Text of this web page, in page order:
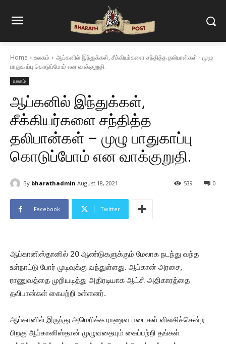
Home உலகம்
ஆப்கனில் இந்துக்கள், சீக்கியர்களை சந்தித்த தலிபான்கள் - முழு
பாதுகாப்பு கொடுப்போம் என வாக்குறுதி.
உலகம்
ஆப்கனில் இந்துக்கள்,
சீக்கியர்களை சந்தித்த
தலிபான்கள் – முழு பாதுகாப்பு
கொடுப்போம் என வாக்குறுதி.
By bharathadmin August 18, 2021 0
539
Facebook Twitter
ஆப்கானிஸ்தானில் 20 ஆண்டுகளுக்கும் மேலாக நடந்து வந்த
உள்நாட்டு போர் முடிவுக்கு வந்துள்ளது. ஆப்கான் அரசை,
ராணுவத்தை முறியடித்து அதிரடியாக ஆட்சி அதிகாரத்தை
தலிபான்கள் கைபற்றி உள்ளனர்.
ஆப்கானில் இருந்து அமெரிக்க ராணுவ படைகள் விலகிச்சென்ற
பிறகு ஆப்கானிஸ்தான் முழுவதையும் கைப்பற்றி தங்கள்